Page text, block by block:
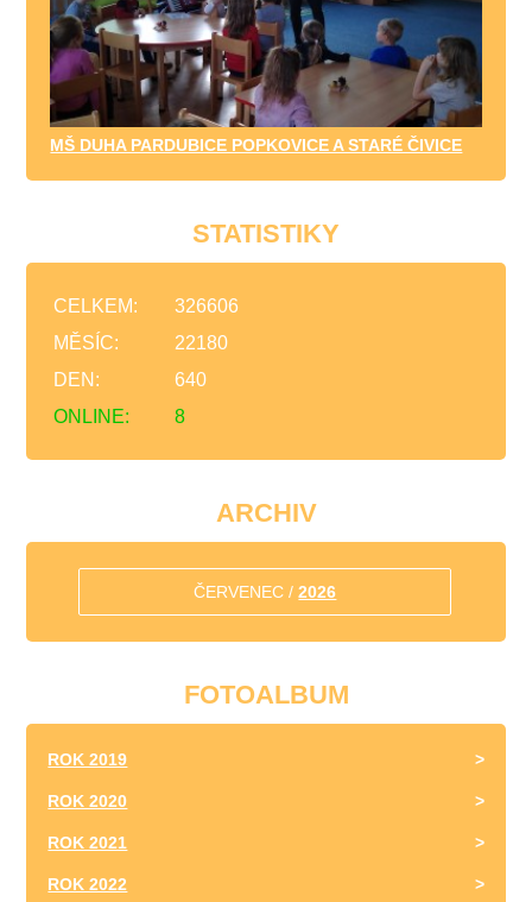
MŠ DUHA PARDUBICE POPKOVICE A STARÉ ČIVICE
STATISTIKY
ONLINE: 8
CELKEM:
326606
MĚSÍC:
22180
DEN:
640
ARCHIV
ČERVENEC /2026
FOTOALBUM
ROK 2019
ROK 2020
ROK 2021
ROK 2022